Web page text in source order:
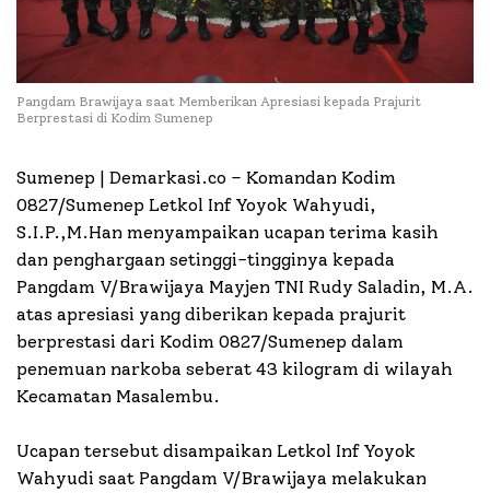
Pangdam Brawijaya saat Memberikan Apresiasi kepada Prajurit
Berprestasi di Kodim Sumenep
Sumenep | Demarkasi.co – Komandan Kodim
0827/Sumenep Letkol Inf Yoyok Wahyudi,
S.I.P.,M.Han menyampaikan ucapan terima kasih
dan penghargaan setinggi-tingginya kepada
Pangdam V/Brawijaya Mayjen TNI Rudy Saladin, M.A.
atas apresiasi yang diberikan kepada prajurit
berprestasi dari Kodim 0827/Sumenep dalam
penemuan narkoba seberat 43 kilogram di wilayah
Kecamatan Masalembu.
Ucapan tersebut disampaikan Letkol Inf Yoyok
Wahyudi saat Pangdam V/Brawijaya melakukan